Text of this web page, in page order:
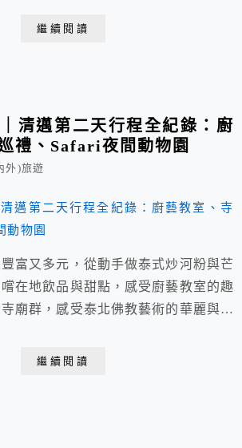
繼續閱讀
清邁第二天行程全紀錄：廚
禮、Safari夜間動物園
外)旅遊
富又多元，從動手做泰式炒河粉與芒
在地飲品與甜點，感受廚藝教室的趣
廟群，感受泰北佛教藝術的華麗與靜
夜晚在熱帶雨林風格的森林系餐廳用
繼續閱讀